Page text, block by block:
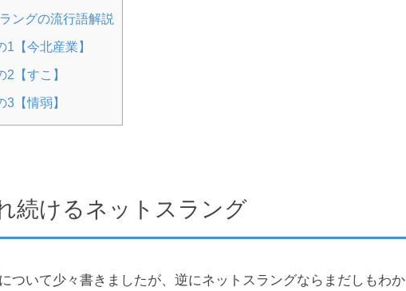
ングの流行語解説
1【今北産業】
2【すこ】
3【情弱】
続けるネットスラング
ついて少々書きましたが、逆にネットスラングならまだしもわか